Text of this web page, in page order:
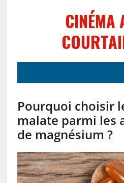
CINÉMA
Pourquoi choisir
malate parmi les
de magnésium ?